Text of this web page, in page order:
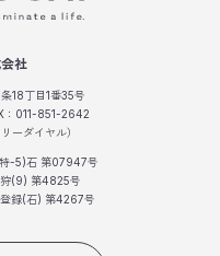
社
18丁目1番35号
：011-851-2642
ーダイヤル）
-5)石 第07947号
狩(9) 第4825号
録(石) 第4267号